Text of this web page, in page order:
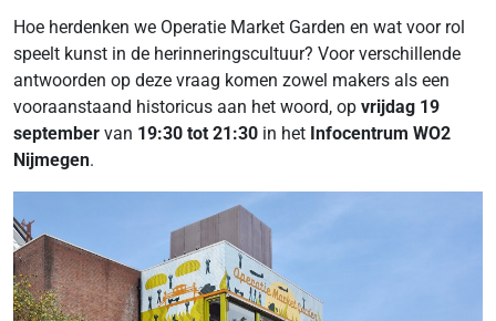
Hoe herdenken we Operatie Market Garden en wat voor rol
speelt kunst in de herinneringscultuur? Voor verschillende
antwoorden op deze vraag komen zowel makers als een
vooraanstaand historicus aan het woord, op vrijdag 19
september van 19:30 tot 21:30 in het Infocentrum WO2
Nijmegen.